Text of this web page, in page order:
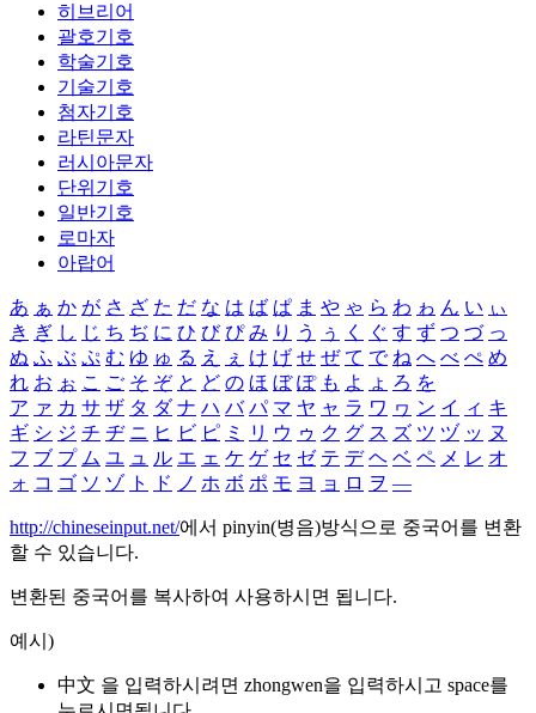
히브리어
괄호기호
학술기호
기술기호
첨자기호
라틴문자
러시아문자
단위기호
일반기호
로마자
아랍어
あ ぁ か が さ ざ た だ な は ば ぱ ま や ゃ ら わ ゎ ん い ぃ
き ぎ し じ ち ぢ に ひ び ぴ み り う ぅ く ぐ す ず つ づ っ
ぬ ふ ぶ ぷ む ゆ ゅ る え ぇ け げ せ ぜ て で ね へ べ ぺ め
れ お ぉ こ ご そ ぞ と ど の ほ ぼ ぽ も よ ょ ろ を
ア ァ カ サ ザ タ ダ ナ ハ バ パ マ ヤ ャ ラ ワ ヮ ン イ ィ キ
ギ シ ジ チ ヂ ニ ヒ ビ ピ ミ リ ウ ゥ ク グ ス ズ ツ ヅ ッ ヌ
フ ブ プ ム ユ ュ ル エ ェ ケ ゲ セ ゼ テ デ ヘ ベ ペ メ レ オ
ォ コ ゴ ソ ゾ ト ド ノ ホ ボ ポ モ ヨ ョ ロ ヲ ―
http://chineseinput.net/에서 pinyin(병음)방식으로 중국어를 변환
할 수 있습니다.
변환된 중국어를 복사하여 사용하시면 됩니다.
예시)
中文 을 입력하시려면 zhongwen을 입력하시고 space를